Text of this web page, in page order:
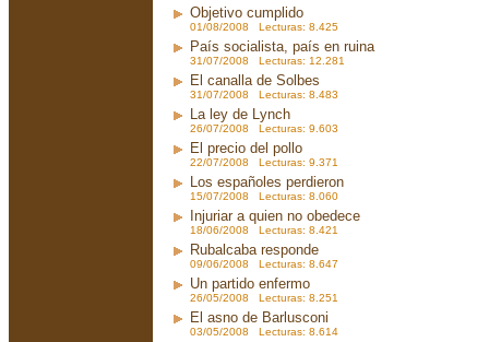
Objetivo cumplido
01/08/2008 Lecturas: 8.425
País socialista, país en ruina
31/07/2008 Lecturas: 12.281
El canalla de Solbes
31/07/2008 Lecturas: 8.483
La ley de Lynch
26/07/2008 Lecturas: 9.603
El precio del pollo
22/07/2008 Lecturas: 9.371
Los españoles perdieron
15/07/2008 Lecturas: 8.060
Injuriar a quien no obedece
18/06/2008 Lecturas: 8.421
Rubalcaba responde
09/06/2008 Lecturas: 8.647
Un partido enfermo
26/05/2008 Lecturas: 8.251
El asno de Barlusconi
03/05/2008 Lecturas: 8.614